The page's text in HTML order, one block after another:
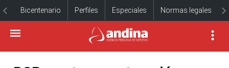
Bicentenario Perfiles Especiales Normas legales